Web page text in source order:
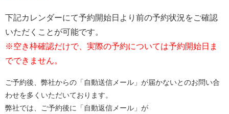
下記カレンダーにて予約開始日より前の予約状況をご確認
いただくことが可能です。
※空き枠確認だけで、実際の予約については予約開始日ま
でできません。
ご予約後、弊社からの「自動送信メール」が届かないとのお問い合
わせを多くいただいております。
弊社では、ご予約後に「自動返信メール」が